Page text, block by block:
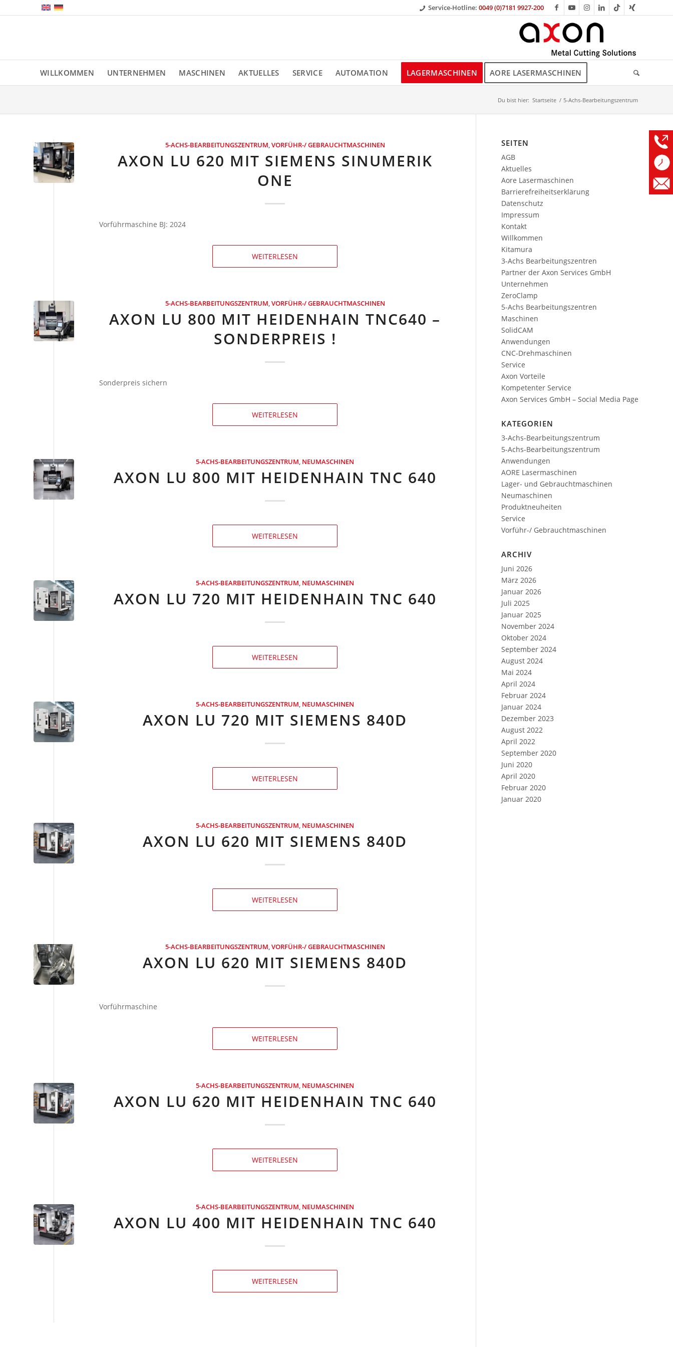
Service-Hotline: 0049 (0)7181 9927-200
WILLKOMMEN UNTERNEHMEN MASCHINEN AKTUELLES SERVICE AUTOMATION LAGERMASCHINEN AORE LASERMASCHINEN
Du bist hier: Startseite / 5-Achs-Bearbeitungszentrum
5-ACHS-BEARBEITUNGSZENTRUM,VORFÜHR-/ GEBRAUCHTMASCHINEN
AXON LU 620 MIT SIEMENS SINUMERIK
ONE
Vorführmaschine BJ: 2024
WEITERLESEN
5-ACHS-BEARBEITUNGSZENTRUM,VORFÜHR-/ GEBRAUCHTMASCHINEN
AXON LU 800 MIT HEIDENHAIN TNC640 –
SONDERPREIS !
Sonderpreis sichern
WEITERLESEN
5-ACHS-BEARBEITUNGSZENTRUM, NEUMASCHINEN
AXON LU 800 MIT HEIDENHAIN TNC 640
WEITERLESEN
5-ACHS-BEARBEITUNGSZENTRUM, NEUMASCHINEN
AXON LU 720 MIT HEIDENHAIN TNC 640
WEITERLESEN
5-ACHS-BEARBEITUNGSZENTRUM, NEUMASCHINEN
AXON LU 720 MIT SIEMENS 840D
WEITERLESEN
5-ACHS-BEARBEITUNGSZENTRUM, NEUMASCHINEN
AXON LU 620 MIT SIEMENS 840D
WEITERLESEN
5-ACHS-BEARBEITUNGSZENTRUM,VORFÜHR-/ GEBRAUCHTMASCHINEN
AXON LU 620 MIT SIEMENS 840D
Vorführmaschine
WEITERLESEN
5-ACHS-BEARBEITUNGSZENTRUM, NEUMASCHINEN
AXON LU 620 MIT HEIDENHAIN TNC 640
WEITERLESEN
5-ACHS-BEARBEITUNGSZENTRUM, NEUMASCHINEN
AXON LU 400 MIT HEIDENHAIN TNC 640
WEITERLESEN
SEITEN
AGB
Aktuelles
Aore Lasermaschinen
Barrierefreiheitserklärung
Datenschutz
Impressum
Kontakt
Willkommen
Kitamura
3-Achs Bearbeitungszentren
Partner der Axon Services GmbH
Unternehmen
ZeroClamp
5-Achs Bearbeitungszentren
Maschinen
SolidCAM
Anwendungen
CNC-Drehmaschinen
Service
Axon Vorteile
Kompetenter Service
Axon Services GmbH – Social Media Page
KATEGORIEN
3-Achs-Bearbeitungszentrum
5-Achs-Bearbeitungszentrum
Anwendungen
AORE Lasermaschinen
Lager- und Gebrauchtmaschinen
Neumaschinen
Produktneuheiten
Service
Vorführ-/ Gebrauchtmaschinen
ARCHIV
Juni 2026
März 2026
Januar 2026
Juli 2025
Januar 2025
November 2024
Oktober 2024
September 2024
August 2024
Mai 2024
April 2024
Februar 2024
Januar 2024
Dezember 2023
August 2022
April 2022
September 2020
Juni 2020
April 2020
Februar 2020
Januar 2020